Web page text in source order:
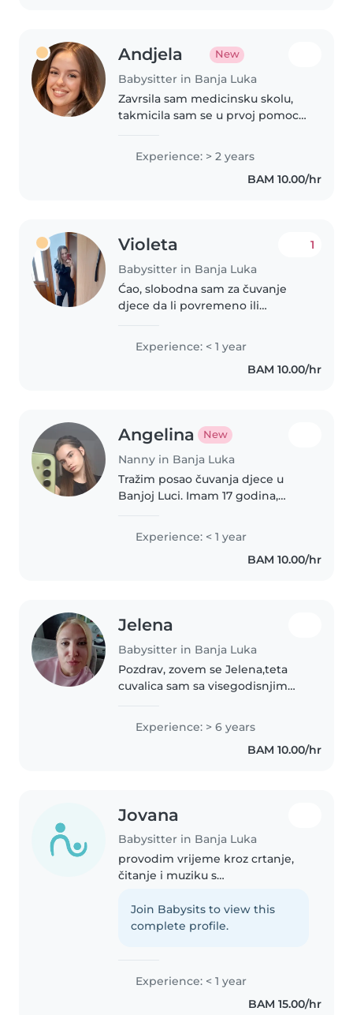
Andjela New
Babysitter in Banja Luka
Zavrsila sam medicinsku skolu,
takmicila sam se u prvoj pomoci,
iza sebe imam dugogodisnji rad
s djecom i ucenjem novog jezika.
Strpljiva sam i kreativna,..
Experience: > 2 years
BAM 10.00/hr
Violeta
Babysitter in Banja Luka
1
Ćao, slobodna sam za čuvanje
djece da li povremeno ili
Experience: < 1 year
BAM 10.00/hr
Angelina New
Nanny in Banja Luka
Tražim posao čuvanja djece u
Banjoj Luci. Imam 17 godina,
provoditi vrijeme s djecom.
Mogu pomoći u igri, učenju i brizi
o djetetu. Dostpuna sam po..
Experience: < 1 year
BAM 10.00/hr
Jelena
Babysitter in Banja Luka
Pozdrav, zovem se Jelena,teta
cuvalica sam sa visegodisnjim
poslova), a pogotovo jaslickog i
Experience: > 6 years
BAM 10.00/hr
Jovana
Babysitter in Banja Luka
provodim vrijeme kroz crtanje,
čitanje i muziku s
školarcima. Stručna sam u
кућним poslovima i kućnim
Join Babysits to view this
complete profile.
Experience: < 1 year
BAM 15.00/hr